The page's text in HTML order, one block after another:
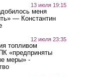
13 июля 19:15
меня
— Константин
12 июля 23:35
топливом
«предприняты
меры» -